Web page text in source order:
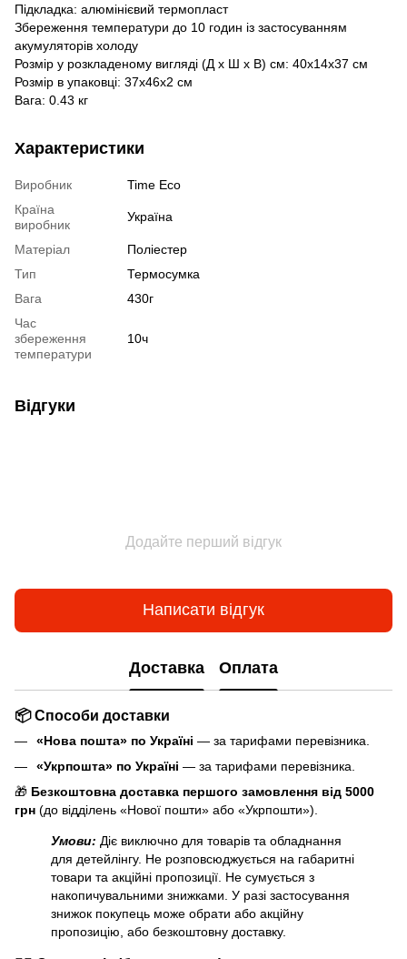
Підкладка: алюмінієвий термопласт
Збереження температури до 10 годин із застосуванням
акумуляторів холоду
Розмір у розкладеному вигляді (Д х Ш х В) см: 40х14х37 см
Розмір в упаковці: 37х46х2 см
Вага: 0.43 кг
Характеристики
Виробник
Time Eco
Країна
виробник
Україна
Матеріал
Поліестер
Тип
Термосумка
Вага
430г
Час
збереження
температури
10ч
Відгуки
Додайте перший відгук
Написати відгук
Доставка Оплата
📦 Способи доставки
«Нова пошта» по Україні — за тарифами перевізника.
«Укрпошта» по Україні — за тарифами перевізника.
🎁 Безкоштовна доставка першого замовлення від 5000
грн (до відділень «Нової пошти» або «Укрпошти»).
Умови: Діє виключно для товарів та обладнання
для детейлінгу. Не розповсюджується на габаритні
товари та акційні пропозиції. Не сумується з
накопичувальними знижками. У разі застосування
знижок покупець може обрати або акційну
пропозицію, або безкоштовну доставку.